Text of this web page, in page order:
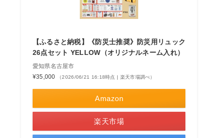
【ふるさと納税】《防災士推奨》防災用リュック
26点セット YELLOW（オリジナルネーム入れ）
愛知県名古屋市
¥35,000
（2026/06/21 16:18時点 | 楽天市場調べ）
Amazon
楽天市場